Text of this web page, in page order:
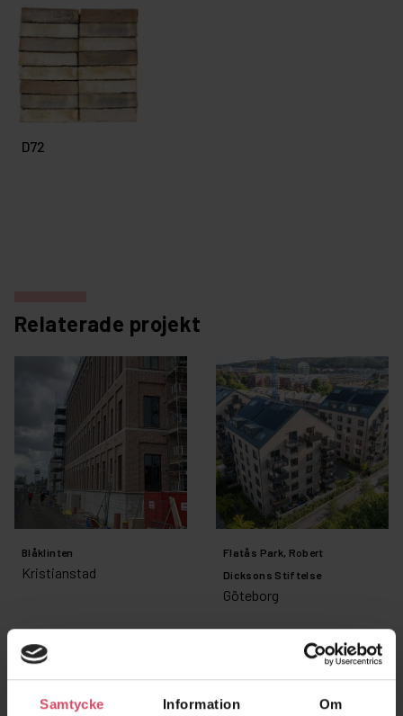
Samtycke Information Om
D72
Relaterade projekt
Blåklinten
Kristianstad
Flatås Park, Robert
Dicksons Stiftelse
Göteborg